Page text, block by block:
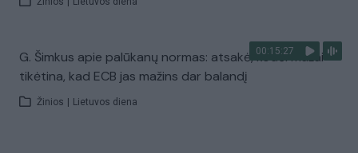
00:15:27
G. Šimkus apie palūkanų normas: atsakė, kodėl mažai
tikėtina, kad ECB jas mažins dar balandį
Žinios | Lietuvos diena